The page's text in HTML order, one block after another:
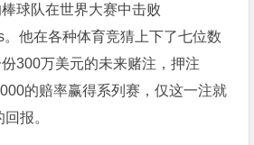
球队在世界大赛中击败
他在各种体育竞猜上下了七位数
300万美元的未来赌注，押注
的赔率赢得系列赛，仅这一注就
报。